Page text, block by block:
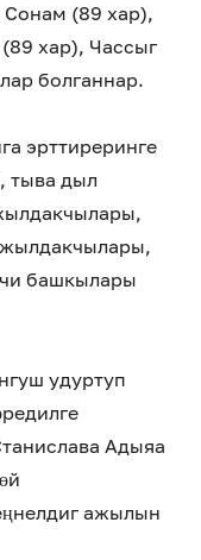
Сонам (89 хар),
хар), Чассыг
болганнар.
эрттиреринге
тыва дыл
башкылары
удуртуп
Адыяа
ажылын